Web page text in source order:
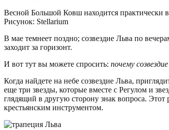
Весной Большой Ковш находится практически
Рисунок: Stellarium
В мае темнеет поздно; созвездие Льва по
заходит за горизонт.
И вот тут вы можете спросить: почему
Когда найдете на небе созвездие Льва,
еще три звезды, которые вместе с Регулом и
глядящий в другую сторону знак вопроса.
крестьянским инструментом.